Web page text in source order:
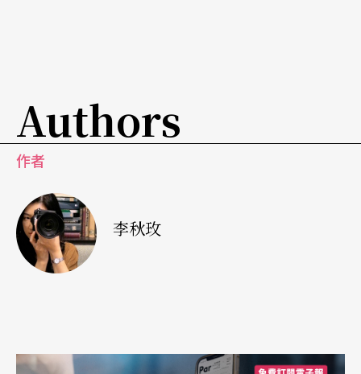
華視教學節目「每日一字」採用成為主題曲，從此
成為台灣人最耳熟能詳的國樂曲之一。並且更在一
九九三年獲北京中華民族文化促進會評選為「二十
世紀華人音樂經典」作品之一。
能吹到這首曲子，不但是笛子學生的夢想、代表某
個程度的認可，在當時也是大大小小比賽的指定
有的初衷只是為了要替高音笛寫首曲子而已。」但
Authors
作者
李秋玫